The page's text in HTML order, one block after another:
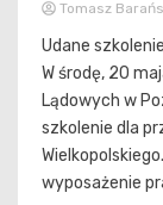
Tomasz
Udane
W środę, 20
Lądowych w
szkolenie dla
wyposażenie